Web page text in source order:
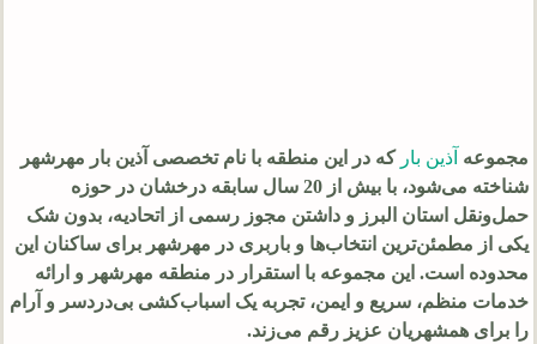
مجموعه آذین بار که در این منطقه با نام تخصصی آذین بار مهرشهر
شناخته می‌شود، با بیش از 20 سال سابقه درخشان در حوزه
حمل‌ونقل استان البرز و داشتن مجوز رسمی از اتحادیه، بدون شک
یکی از مطمئن‌ترین انتخاب‌ها و باربری در مهرشهر برای ساکنان این
محدوده است. این مجموعه با استقرار در منطقه مهرشهر و ارائه
خدمات منظم، سریع و ایمن، تجربه یک اسباب‌کشی بی‌دردسر و آرام
را برای همشهریان عزیز رقم می‌زند.